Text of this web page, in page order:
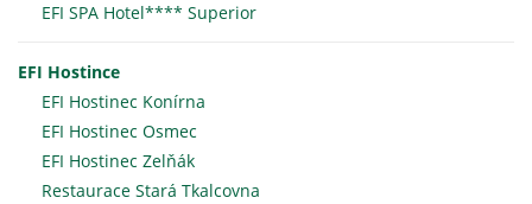
EFI SPA Hotel**** Superior
EFI Hostince
EFI Hostinec Konírna
EFI Hostinec Osmec
EFI Hostinec Zelňák
Restaurace Stará Tkalcovna